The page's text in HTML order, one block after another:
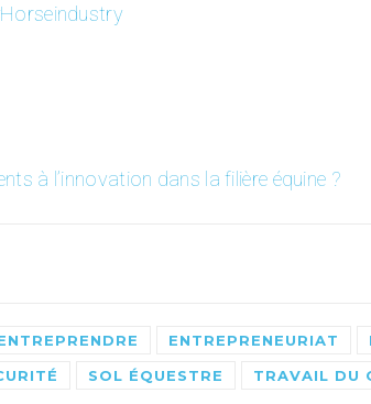
à l’innovation dans la filière équine ?
ENTREPRENEURIAT
SOL ÉQUESTRE TRAVAIL DU